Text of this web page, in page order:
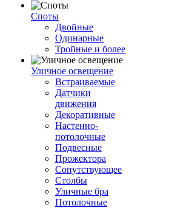
Споты
Двойные
Одинарные
Тройные и более
Уличное освещение
Встраиваемые
Датчики
движения
Декоративные
Настенно-
потолочные
Подвесные
Прожектора
Сопутствующее
Столбы
Уличные бра
Потолочные